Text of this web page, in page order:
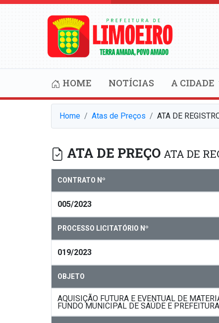
HOME NOTÍCIAS A CIDADE
Home Atas de Preços ATA DE
ATA DE PREÇO ATA DE
CONTRATO Nº
005/2023
PROCESSO LICITATÓRIO Nº
019/2023
OBJETO
AQUISIÇÃO FUTURA E EVENTUAL DE
FUNDO MUNICIPAL DE SAÚDE E